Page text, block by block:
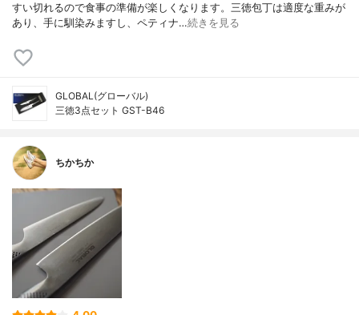
すい切れるので食事の準備が楽しくなります。三徳包丁は適度な重みが
あり、手に馴染みますし、ペティナ…続きを見る
GLOBAL(グローバル)
三徳3点セット GST-B46
ちかちか